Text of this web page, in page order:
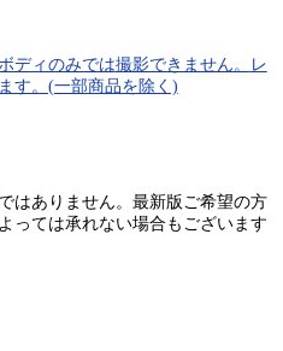
ディのみでは撮影できません。
レ
す。(一部商品を除く)
はありません。最新版ご希望の方
っては承れない場合もございます